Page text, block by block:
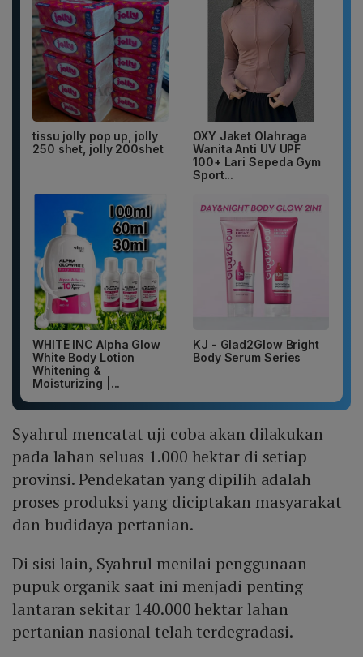
tissu jolly pop up, jolly
250 shet, jolly 200shet
OXY Jaket Olahraga
Wanita Anti UV UPF
100+ Lari Sepeda Gym
Sport...
WHITE INC Alpha Glow
White Body Lotion
Whitening &
Moisturizing |...
KJ - Glad2Glow Bright
Body Serum Series
Syahrul mencatat uji coba akan dilakukan
pada lahan seluas 1.000 hektar di setiap
provinsi. Pendekatan yang dipilih adalah
proses produksi yang diciptakan masyarakat
dan budidaya pertanian.
Di sisi lain, Syahrul menilai penggunaan
pupuk organik saat ini menjadi penting
lantaran sekitar 140.000 hektar lahan
pertanian nasional telah terdegradasi.